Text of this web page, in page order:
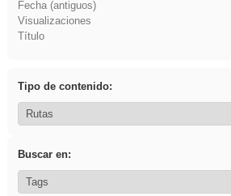
Fecha (antiguos)
Visualizaciones
Título
Tipo de contenido:
Buscar en: